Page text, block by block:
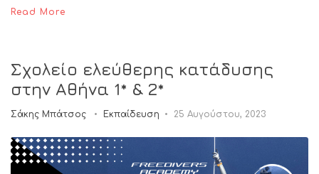
Read More
Σχολείο ελεύθερης κατάδυσης
στην Αθήνα 1* & 2*
Σάκης Μπάτσος Εκπαίδευση 25 Αυγούστου, 2023